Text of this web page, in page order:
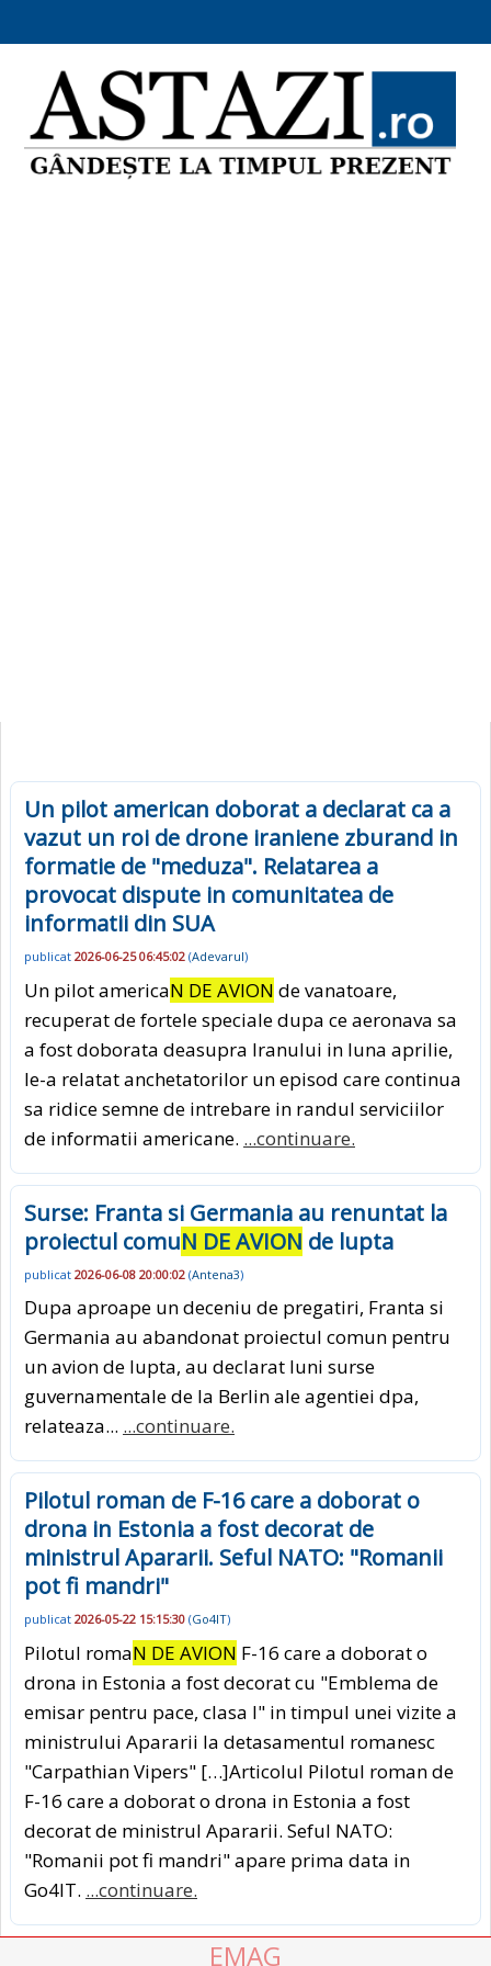
Un pilot american doborat a declarat ca a
vazut un roi de drone iraniene zburand in
formatie de "meduza". Relatarea a
provocat dispute in comunitatea de
informatii din SUA
publicat 2026-06-25 06:45:02 (Adevarul)
Un pilot americaN DE AVION de vanatoare,
recuperat de fortele speciale dupa ce aeronava sa
a fost doborata deasupra Iranului in luna aprilie,
le-a relatat anchetatorilor un episod care continua
sa ridice semne de intrebare in randul serviciilor
de informatii americane. ...continuare.
Surse: Franta si Germania au renuntat la
proiectul comuN DE AVION de lupta
publicat 2026-06-08 20:00:02 (Antena3)
Dupa aproape un deceniu de pregatiri, Franta si
Germania au abandonat proiectul comun pentru
un avion de lupta, au declarat luni surse
guvernamentale de la Berlin ale agentiei dpa,
relateaza... ...continuare.
Pilotul roman de F-16 care a doborat o
drona in Estonia a fost decorat de
ministrul Apararii. Seful NATO: "Romanii
pot fi mandri"
publicat 2026-05-22 15:15:30 (Go4IT)
Pilotul romaN DE AVION F-16 care a doborat o
drona in Estonia a fost decorat cu "Emblema de
emisar pentru pace, clasa I" in timpul unei vizite a
ministrului Apararii la detasamentul romanesc
"Carpathian Vipers" […]Articolul Pilotul roman de
F-16 care a doborat o drona in Estonia a fost
decorat de ministrul Apararii. Seful NATO:
"Romanii pot fi mandri" apare prima data in
Go4IT. ...continuare.
EMAG